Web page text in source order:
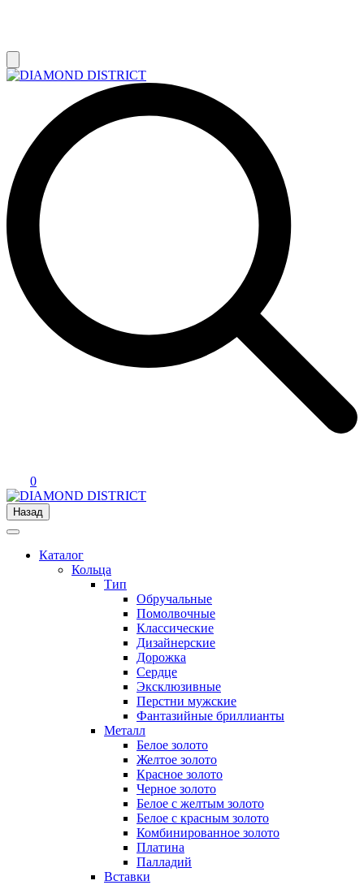
0
Назад
Каталог
Кольца
Тип
Обручальные
Помолвочные
Классические
Дизайнерские
Дорожка
Сердце
Эксклюзивные
Перстни мужские
Фантазийные бриллианты
Металл
Белое золото
Желтое золото
Красное золото
Черное золото
Белое с желтым золото
Белое с красным золото
Комбинированное золото
Платина
Палладий
Вставки